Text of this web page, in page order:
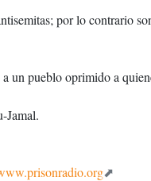
por lo contrario
pueblo oprimido a
Jamal.